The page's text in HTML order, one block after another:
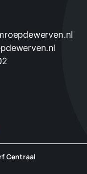
Centraal